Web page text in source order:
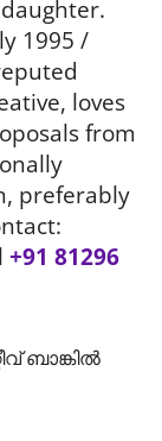
1995 /
loves
from
preferably
+91 81296
ബാങ്കിൽ